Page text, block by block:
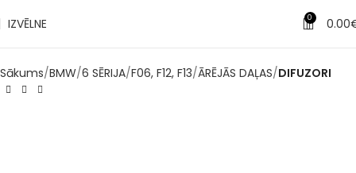
IZVĒLNE 0 0.00
Sākums BMW 6 SĒRIJA F06, F12, F13 ĀRĒJĀS DAĻAS DIFUZORI